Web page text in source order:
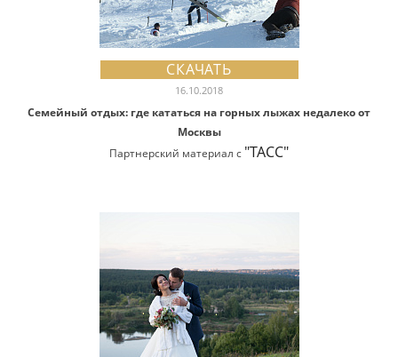
СКАЧАТЬ
16.10.2018
Семейный отдых: где кататься на горных лыжах недалеко от
Москвы
Партнерский материал с "ТАСС"